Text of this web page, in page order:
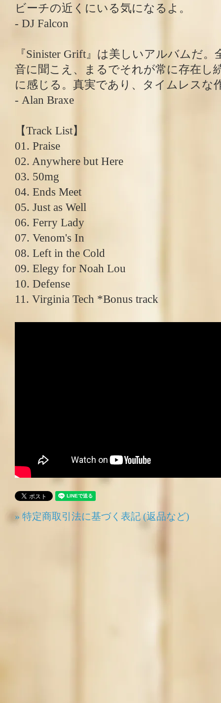
ビーチの近くにいる気になるよ。
- DJ Falcon
『Sinister Grift』は美しいアルバムだ
音に聞こえ、まるでそれが常に存在し
に感じる。真実であり、タイムレスな
- Alan Braxe
【Track List】
01. Praise
02. Anywhere but Here
03. 50mg
04. Ends Meet
05. Just as Well
06. Ferry Lady
07. Venom's In
08. Left in the Cold
09. Elegy for Noah Lou
10. Defense
11. Virginia Tech *Bonus track
» 特定商取引法に基づく表記 (返品など)